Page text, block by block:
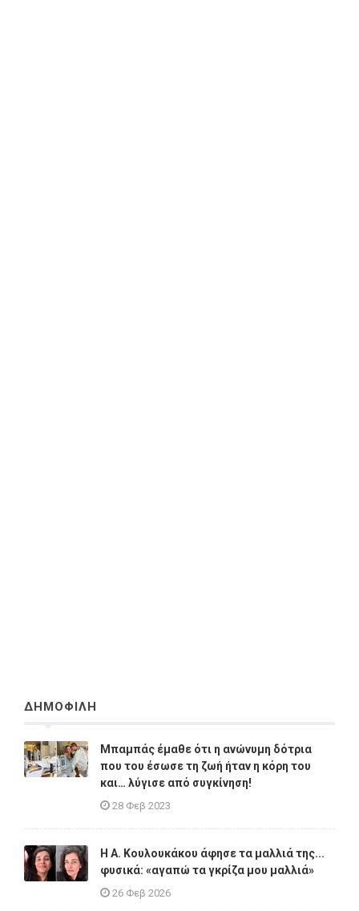
ΔΗΜΟΦΙΛΗ
Μπαμπάς έμαθε ότι η ανώνυμη δότρια
που του έσωσε τη ζωή ήταν η κόρη του
και… λύγισε από συγκίνηση!
28 Φεβ 2023
Η A. Κουλουκάκου άφησε τα μαλλιά της...
φυσικά: «αγαπώ τα γκρίζα μου μαλλιά»
26 Φεβ 2026